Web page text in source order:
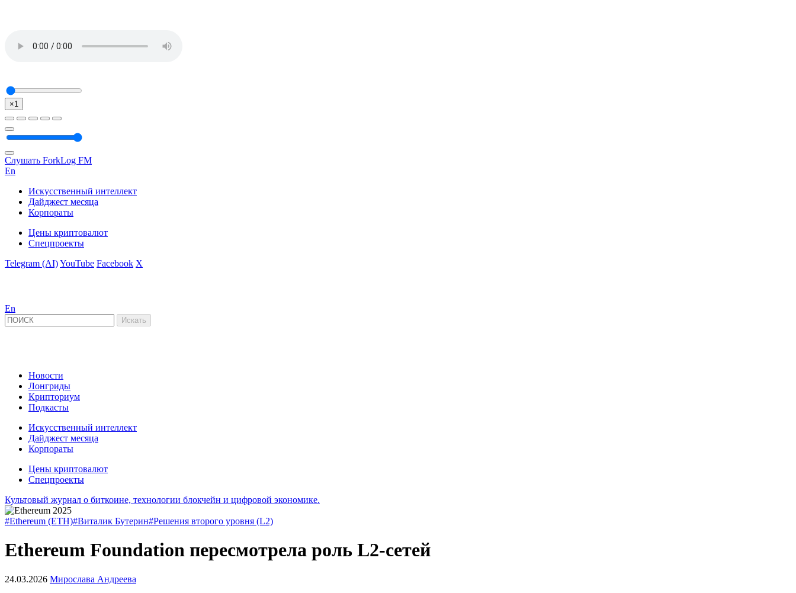
×1
Слушать ForkLog FM
En
Искусственный интеллект
Дайджест месяца
Корпораты
Цены криптовалют
Спецпроекты
Telegram (AI)YouTube Facebook X
En
Новости
Лонгриды
Крипториум
Подкасты
Искусственный интеллект
Дайджест месяца
Корпораты
Цены криптовалют
Спецпроекты
Культовый журнал о биткоине, технологии блокчейн и цифровой экономике.
#Ethereum (ETH)#Виталик Бутерин#Решения второго уровня (L2)
Ethereum Foundation пересмотрела роль L2-сетей
24.03.2026 Мирослава Андреева